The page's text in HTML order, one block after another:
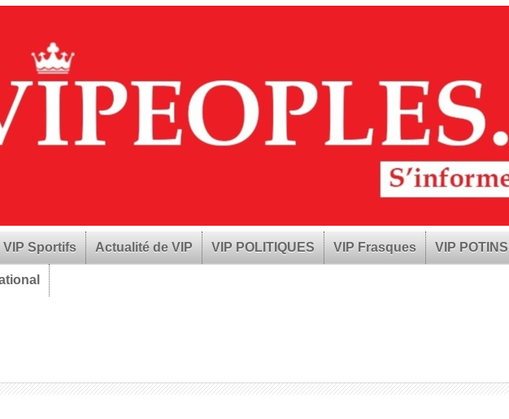
VIP Sportifs Actualité de VIP VIP POLITIQUES VIP Frasques VIP POTINS